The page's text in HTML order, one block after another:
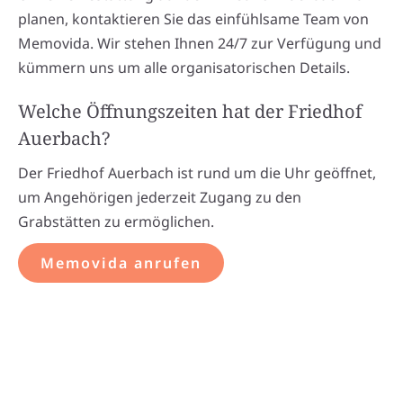
planen, kontaktieren Sie das einfühlsame Team von
Memovida. Wir stehen Ihnen 24/7 zur Verfügung und
kümmern uns um alle organisatorischen Details.
Welche Öffnungszeiten hat der Friedhof
Auerbach?
Der Friedhof Auerbach ist rund um die Uhr geöffnet,
um Angehörigen jederzeit Zugang zu den
Grabstätten zu ermöglichen.
Memovida anrufen